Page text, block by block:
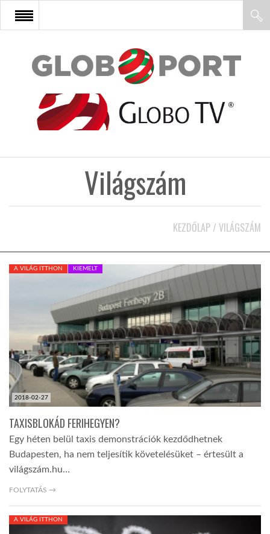
FŐOLDAL
AFRIKA
AUSZTRÁLIA
A VILÁG ITTHON
GLOBOTV BP
Világszám
KEZDŐLAP / VILÁGSZÁM
2018-02-27
A VILÁG ITTHON KIEMELT
TAXISBLOKÁD FERIHEGYEN?
Egy héten belül taxis demonstrációk kezdődhetnek
Budapesten, ha nem teljesítik követelésüket – értesült a
világszám.hu…
FOLYTATÁS →
A VILÁG ITTHON